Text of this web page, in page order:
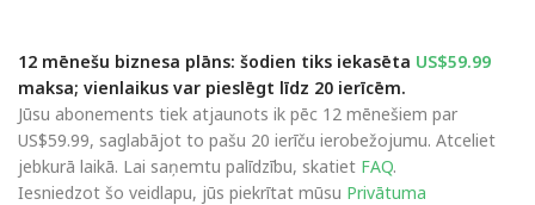
12 mēnešu biznesa plāns: šodien tiks iekasēta US$59.99
maksa; vienlaikus var pieslēgt līdz 20 ierīcēm.
Jūsu abonements tiek atjaunots ik pēc 12 mēnešiem par
US$59.99, saglabājot to pašu 20 ierīču ierobežojumu. Atceliet
jebkurā laikā. Lai saņemtu palīdzību, skatiet FAQ.
Iesniedzot šo veidlapu, jūs piekrītat mūsu Privātuma